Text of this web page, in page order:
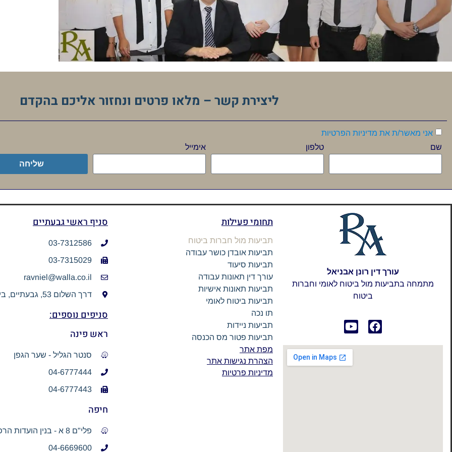
ליצירת קשר – מלאו פרטים ונחזור אליכם בהקדם
אני מאשר/ת את מדיניות הפרטיות
שם
טלפון אימייל
שליחה
עורך דין רונן אבניאל
מתמחה בתביעות מול ביטוח לאומי וחברות
ביטוח
תחומי פעילות
תביעות מול חברות ביטוח
תביעות אובדן כושר עבודה
תביעות סיעוד
עורך דין תאונות עבודה
תביעות תאונות אישיות
תביעות ביטוח לאומי
תו נכה
תביעות ניידות
תביעות פטור מס הכנסה
מפת אתר
הצהרת נגישות אתר
מדיניות פרטיות
סניף ראשי גבעתיים
03-7312586
03-7315029
ravniel@walla.co.il
דרך השלום 53, גבעתיים, בית הורד
סניפים נוספים:
ראש פינה
סנטר הגליל - שער הגפן
04-6777444
04-6777443
חיפה
פלי"ם 8 א - בנין הועדות הרפואיות
04-6669600